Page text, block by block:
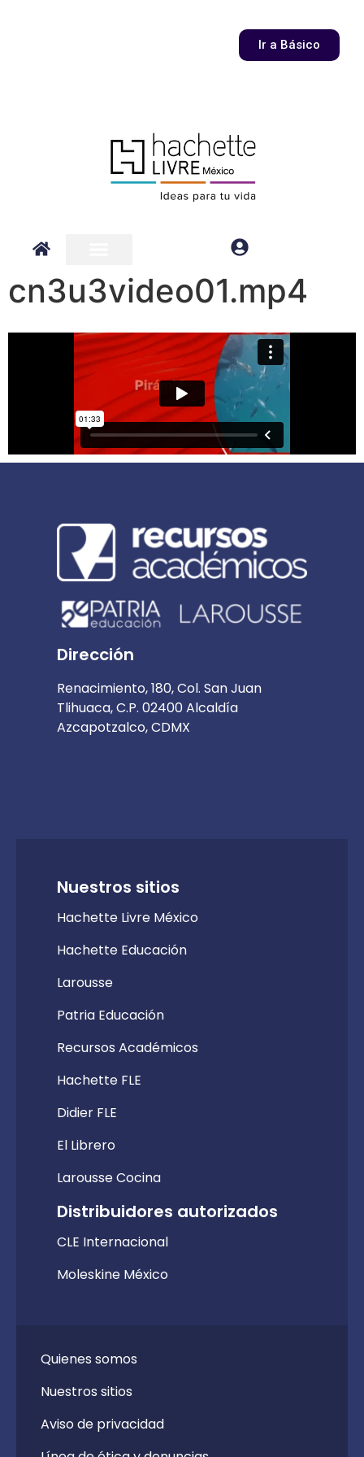
Ir a Básico
cn3u3video01.mp4
Dirección
Renacimiento, 180, Col. San Juan
Tlihuaca, C.P. 02400 Alcaldía
Azcapotzalco, CDMX
Nuestros sitios
Hachette Livre México
Hachette Educación
Larousse
Patria Educación
Recursos Académicos
Hachette FLE
Didier FLE
El Librero
Larousse Cocina
Distribuidores autorizados
CLE Internacional
Moleskine México
Quienes somos
Nuestros sitios
Aviso de privacidad